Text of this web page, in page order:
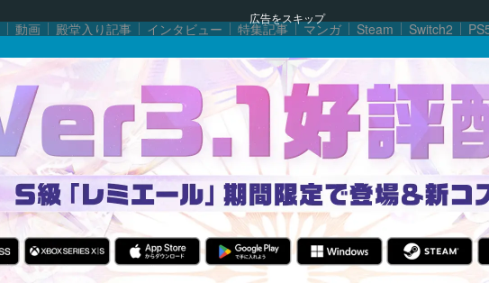
広告をスキップ
動画 殿堂入り記事 インタビュー 特集記事 マンガ Steam Switch2